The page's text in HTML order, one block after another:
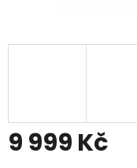
9 999 Kč